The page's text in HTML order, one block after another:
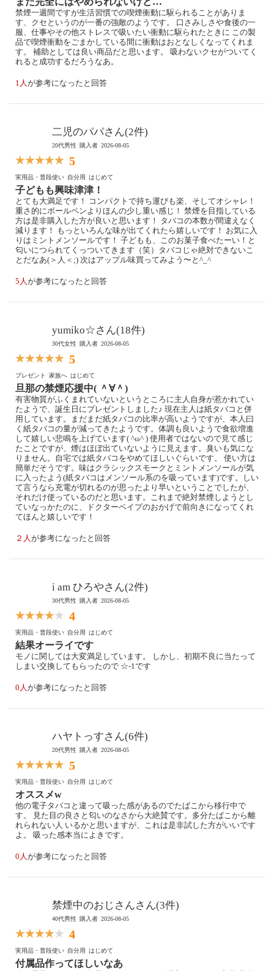
禁煙一週間ですが生活習慣での喫煙衝動に駆られることがありま
す、クセというのが一番の強敵のようです。 口さみしさや食後の一
服、仕事やその他ストレスで吸いたい衝動に駆られたときに この製
品で喫煙衝動をごまかしている間に衝動はおとなしくなってくれま
す。 補助としては良い商品だと思います。 吸わないクセがついてく
れると成功するだろうなあ。
1人 が参考になったと回答
二児のパパさん(2件)
20代男性 購入者 2026-08-05
5
実用品・普段使い 自分用 はじめて
子どもも興味津津！
とても大満足です！ コンパクトで持ち運びも楽、そしてオシャレ！
重さ的にボールペンよりほんの少し重い感じ！ 禁煙を目指している
方は是非購入した方が良いと思います！ タバコの本数が間違えなく
減ります！ もっといろんな味が出てくれたら嬉しいです！ お気に入
りはミントメンソールです！ 子どもも、このお菓子食べたーい！と
匂いにつられてくっついてきます（笑）タバコじゃ絶対できないこ
とだなあ(＞人＜;) 次はアップル味買ってみよう〜と^_^
5人 が参考になったと回答
yumiko☆さん(18件)
30代女性 購入者 2026-08-05
5
プレゼント 家族へ はじめて
旦那の禁煙応援中( ＾∀＾)
有害物質がふくまれていないというところに主人自身が惹かれてい
たようで、誕生日にプレゼントしました♪ 現在主人は紙タバコと併
用しています。まだまだ紙タバコの比率が高いようですが、本人曰
く紙タバコの量が減ってきたようです。体調も良いようで食欲増進
して嬉しい悲鳴を上げています( ^ω^ ) 使用者ではないので見て感じ
たことですが、煙はほぼ出ていないように見えます。臭いも気にな
りません。自宅では紙タバコをやめてほしいぐらいです。 使い方は
簡単だそうです。味はクラシックスモークとミントメンソールが気
に入ったよう(紙タバコはメンソール系のを吸っています)です。しい
て言うなら充電が切れるのが思ったより早いということでしたが、
それだけ使っているのだと思います。これまで絶対禁煙しようとし
ていなっかたのに、ドクターベイプのおかげで前向きになってくれ
てほんと嬉しいです！
２人 が参考になったと回答
i am ひろやさん(2件)
30代男性 購入者 2026-08-05
4
実用品・普段使い 自分用 はじめて
結果オーライです
モノに関しては大変満足しています。 しかし、初期不良に当たって
しまい交換してもらったので ☆-1です
0人 が参考になったと回答
ハヤトっすさん(6件)
20代男性 購入者 2026-08-05
5
実用品・普段使い 自分用 はじめて
オススメw
他の電子タバコと違って吸った感があるのでたばこから移行中で
す。 見た目の良さと匂いのなさから大絶賛です。多分たばこから離
れられない人 いるかと思いますが、これは是非試した方がいいです
よ。 吸った感本当によきです。
0人 が参考になったと回答
禁煙中のおじさんさん(3件)
40代男性 購入者 2026-08-05
4
実用品・普段使い 自分用 はじめて
付属品作ってほしいなあ